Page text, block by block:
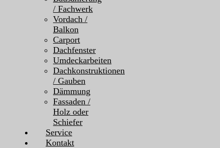
/ Fachwerk
Vordach /
Balkon
Carport
Dachfenster
Umdeckarbeiten
Dachkonstruktionen
/ Gauben
Dämmung
Fassaden /
Holz oder
Schiefer
Service
Kontakt